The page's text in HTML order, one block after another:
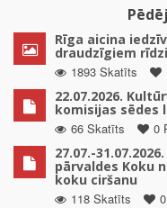
Rīga aicina
draudzīgiem
1893 Skatīts
22.07.2026.
komisijas sēdes
66 Skatīts
0
27.07.-
pārvaldes Koku
koku ciršanu
118 Skatīts